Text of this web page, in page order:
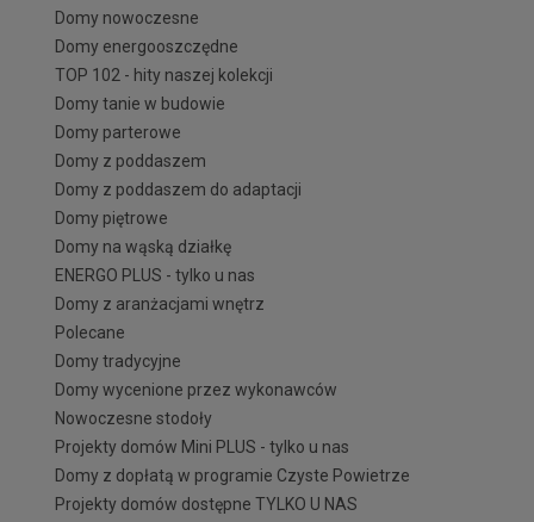
Domy nowoczesne
Domy energooszczędne
TOP 102 - hity naszej kolekcji
Domy tanie w budowie
Domy parterowe
Domy z poddaszem
Domy z poddaszem do adaptacji
Domy piętrowe
Domy na wąską działkę
ENERGO PLUS - tylko u nas
Domy z aranżacjami wnętrz
Polecane
Domy tradycyjne
Domy wycenione przez wykonawców
Nowoczesne stodoły
Projekty domów Mini PLUS - tylko u nas
Domy z dopłatą w programie Czyste Powietrze
Projekty domów dostępne TYLKO U NAS